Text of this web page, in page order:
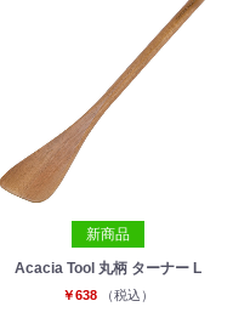
新商品
Acacia Tool 丸柄 ターナー L
￥638 （税込）